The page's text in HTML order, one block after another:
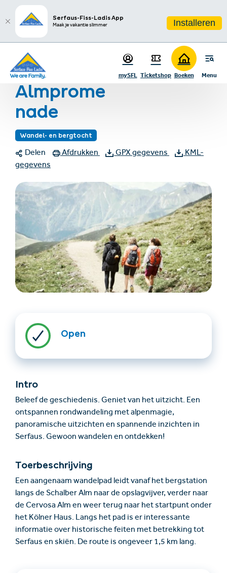
Serfaus-Fiss-Ladis App
Maak je vakantie slimmer Installeren
Ga naar hoofdinhoud
Ga naar inhoudsopgave
Ga naar hoofdnavigatie
sr.table-of-contents
Aanbevelingen & Bezienswaardigheden
Infos & Highlights
Menu
mySFL Ticketshop Boeken
Accommodatie
vinden
+43/5476/6239
info@serfaus-fiss-ladis.at
Startpagina Almpromenade
Almprome
nade
Wandel- en bergtocht
Delen Afdrukken GPX gegevens
KML-
gegevens
Open
Intro
Beleef de geschiedenis. Geniet van het uitzicht. Een
ontspannen rondwandeling met alpenmagie,
panoramische uitzichten en spannende inzichten in
Serfaus. Gewoon wandelen en ontdekken!
Toerbeschrijving
Een aangenaam wandelpad leidt vanaf het bergstation
langs de Schalber Alm naar de opslagvijver, verder naar
de Cervosa Alm en weer terug naar het startpunt onder
het Kölner Haus. Langs het pad is er interessante
informatie over historische feiten met betrekking tot
Serfaus en skiën. De route is ongeveer 1,5 km lang.